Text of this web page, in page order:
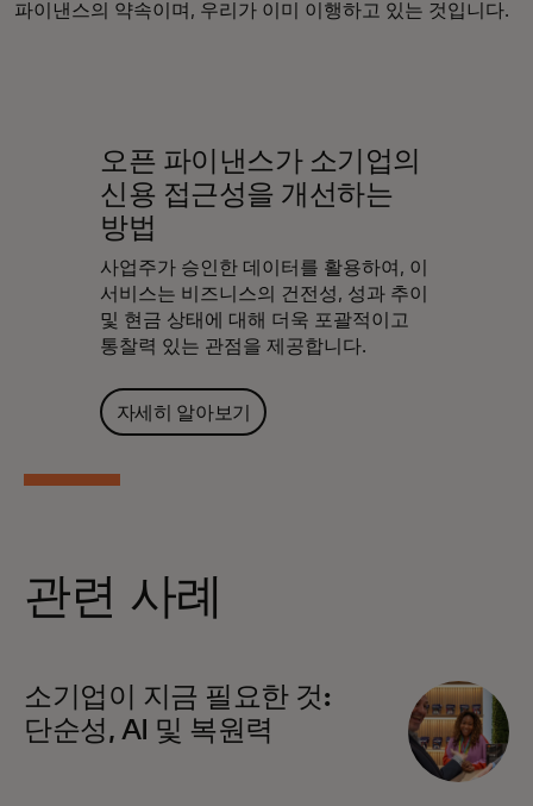
파이낸스의 약속이며, 우리가 이미 이행하고 있는 것입니다.
오픈 파이낸스가 소기업의
신용 접근성을 개선하는
방법
사업주가 승인한 데이터를 활용하여, 이
서비스는 비즈니스의 건전성, 성과 추이
및 현금 상태에 대해 더욱 포괄적이고
통찰력 있는 관점을 제공합니다.
자세히 알아보기
관련 사례
소기업이 지금 필요한 것:
단순성, AI 및 복원력